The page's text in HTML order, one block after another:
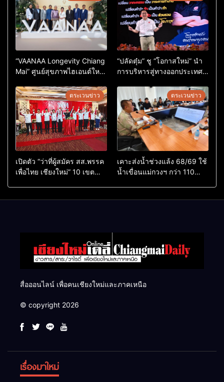
“VAANAA Longevity Chiang
Mai” ศูนย์สุขภาพไฮเอนต์ใหญ่
“ปลัดตุ๋ม” ชู “โอกาสใหม่” นำ
การบริหารสู่ทางออกประเทศ
ตระเวนข่าว
เปิดตัว “ว่าที่ผู้สมัคร สส.พรรค
เพื่อไทย เชียงใหม่” 10 เขต
ตระเวนข่าว
เคาะส่งน้ำช่วงแล้ง 68/69 ใช้
น้ำเขื่อนแม่กวงฯ กว่า 110
สื่อออนไลน์ เพื่อคนเชียงใหม่และภาคเหนือ
© copyright 2026
เรื่องมาใหม่